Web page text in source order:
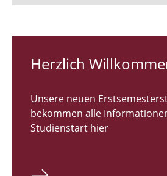
RUNDGANG 26
Bachelor Architektur
Master Architektur
Herzlich
Unsere neuen
bekommen alle
Studienstart hier